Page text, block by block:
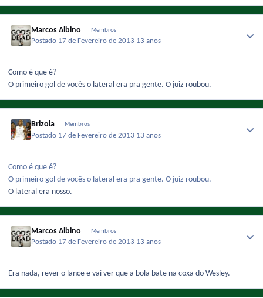
Marcos Albino Membros
Postado 17 de Fevereiro de 2013 13 anos
Como é que é?
O primeiro gol de vocês o lateral era pra gente. O juiz roubou.
Brizola Membros
Postado 17 de Fevereiro de 2013 13 anos
Como é que é?
O primeiro gol de vocês o lateral era pra gente. O juiz roubou.
O lateral era nosso.
Marcos Albino Membros
Postado 17 de Fevereiro de 2013 13 anos
Era nada, rever o lance e vai ver que a bola bate na coxa do Wesley.